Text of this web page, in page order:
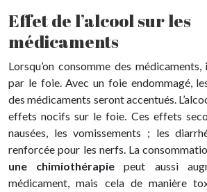
Effet de l’alcool sur les
médicaments
Lorsqu’on consomme des
par le foie. Avec un foie endommagé,
des médicaments seront accentués.
effets nocifs sur le foie. Ces effets
nausées, les vomissements ; les
renforcée pour les nerfs. La
une chimiothérapie peut aussi
médicament, mais cela de manière